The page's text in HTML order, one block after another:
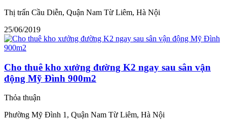
Thị trấn Cầu Diễn, Quận Nam Từ Liêm, Hà Nội
25/06/2019
Cho thuê kho xưởng đường K2 ngay sau sân vận
động Mỹ Đình 900m2
Thỏa thuận
Phường Mỹ Đình 1, Quận Nam Từ Liêm, Hà Nội